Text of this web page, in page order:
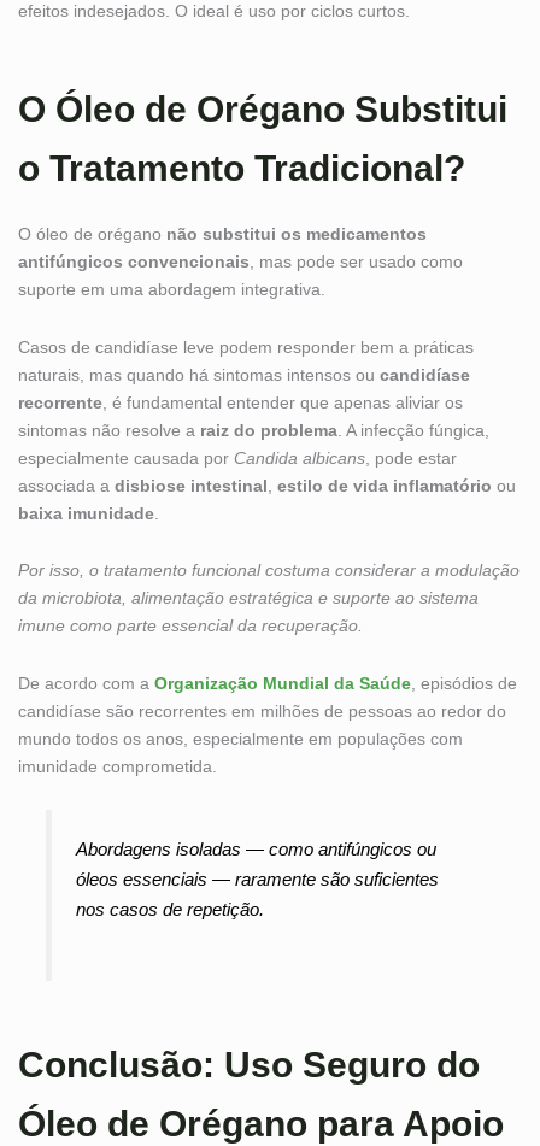
efeitos indesejados. O ideal é uso por ciclos curtos.
O Óleo de Orégano Substitui
o Tratamento Tradicional?
O óleo de orégano não substitui os medicamentos
antifúngicos convencionais , mas pode ser usado como
suporte em uma abordagem integrativa.
Casos de candidíase leve podem responder bem a práticas
naturais, mas quando há sintomas intensos ou candidíase
recorrente , é fundamental entender que apenas aliviar os
sintomas não resolve a raiz do problema . A infecção fúngica,
especialmente causada por Candida albicans , pode estar
associada a disbiose intestinal estilo de vida inflamatório ou
baixa imunidade
Por isso, o tratamento funcional costuma considerar a modulação
da microbiota, alimentação estratégica e suporte ao sistema
imune como parte essencial da recuperação.
De acordo com a Organização Mundial da Saúde , episódios de
candidíase são recorrentes em milhões de pessoas ao redor do
mundo todos os anos, especialmente em populações com
imunidade comprometida.
Abordagens isoladas — como antifúngicos ou
óleos essenciais — raramente são suficientes
nos casos de repetição.
Conclusão: Uso Seguro do
Óleo de Orégano para Apoio